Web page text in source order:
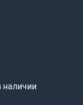
наличии